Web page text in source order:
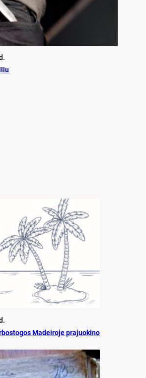
Ma­dei­ro­je pra­juo­ki­no